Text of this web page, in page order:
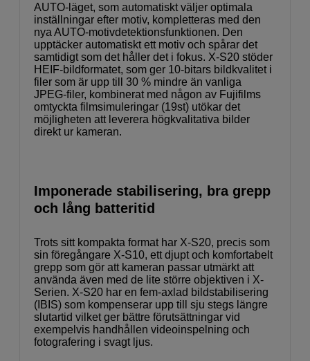
AUTO-läget, som automatiskt väljer optimala
inställningar efter motiv, kompletteras med den
nya AUTO-motivdetektionsfunktionen. Den
upptäcker automatiskt ett motiv och spårar det
samtidigt som det håller det i fokus. X-S20 stöder
HEIF-bildformatet, som ger 10-bitars bildkvalitet i
filer som är upp till 30 % mindre än vanliga
JPEG-filer, kombinerat med någon av Fujifilms
omtyckta filmsimuleringar (19st) utökar det
möjligheten att leverera högkvalitativa bilder
direkt ur kameran.
Imponerade stabilisering, bra grepp
och lång batteritid
Trots sitt kompakta format har X-S20, precis som
sin föregångare X-S10, ett djupt och komfortabelt
grepp som gör att kameran passar utmärkt att
använda även med de lite större objektiven i X-
Serien. X-S20 har en fem-axlad bildstabilisering
(IBIS) som kompenserar upp till sju stegs längre
slutartid vilket ger bättre förutsättningar vid
exempelvis handhållen videoinspelning och
fotografering i svagt ljus.